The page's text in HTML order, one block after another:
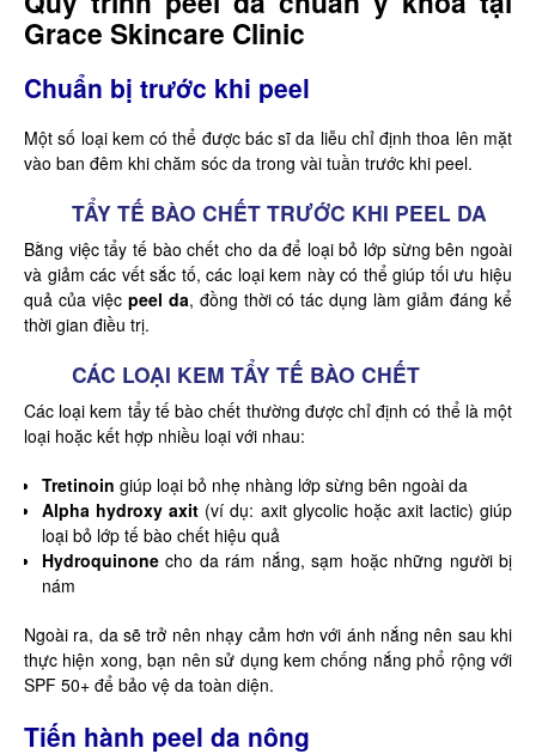
Grace Skincare Clinic
Chuẩn bị trước khi peel
Một số loại kem có thể được bác sĩ da liễu chỉ định thoa lên mặt
vào ban đêm khi chăm sóc da trong vài tuần trước khi peel.
TẨY TẾ BÀO CHẾT TRƯỚC KHI PEEL DA
Bằng việc tẩy tế bào chết cho da để loại bỏ lớp sừng bên ngoài
và giảm các vết sắc tố, các loại kem này có thể giúp tối ưu hiệu
quả của việc peel da, đồng thời có tác dụng làm giảm đáng kể
thời gian điều trị.
CÁC LOẠI KEM TẨY TẾ BÀO CHẾT
Các loại kem tẩy tế bào chết thường được chỉ định có thể là một
loại hoặc kết hợp nhiều loại với nhau:
Tretinoin giúp loại bỏ nhẹ nhàng lớp sừng bên ngoài da
Alpha hydroxy axit (ví dụ: axit glycolic hoặc axit lactic) giúp
loại bỏ lớp tế bào chết hiệu quả
Hydroquinone cho da rám nắng, sạm hoặc những người bị
nám
Ngoài ra, da sẽ trở nên nhạy cảm hơn với ánh nắng nên sau khi
thực hiện xong, bạn nên sử dụng kem chống nắng phổ rộng với
SPF 50+ để bảo vệ da toàn diện.
Tiến hành peel da nông